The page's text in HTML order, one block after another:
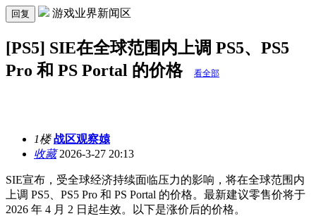
回复 游戏业界新闻区
[PS5] SIE在全球范围内上调 PS5、PS5
Pro 和 PS Portal 的价格
看全部
1楼 战区观察媴
收藏2026-3-27 20:13
SIE宣布，受全球经济持续面临压力的影响，将在全球范围内
上调 PS5、PS5 Pro 和 PS Portal 的价格。最新建议零售价将于
2026 年 4 月 2 日起生效。以下是涨价后的价格。